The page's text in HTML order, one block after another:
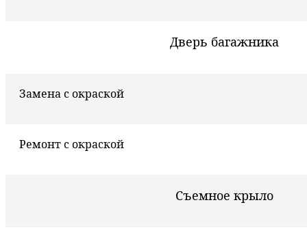
Дверь багажника
Замена с окраской
Ремонт с окраской
Съемное крыло